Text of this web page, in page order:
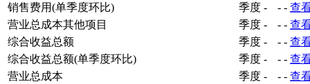
销售费用(单季度环比)
季度 - - - 查
营业总成本其他项目
季度 - - - 查
综合收益总额
季度 - - - 查
综合收益总额(单季度环比)
季度 - - - 查
营业总成本
季度 - - - 查